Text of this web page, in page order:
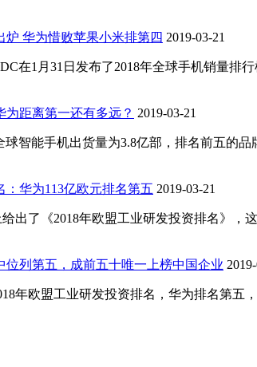
炉 华为惜败苹果小米排第四 2019-03-21
在1月31日发布了2018年全球手机销量排
为距离第一还有多远？ 2019-03-21
球智能手机出货量为3.8亿部，排名前五的
：华为113亿欧元排名第五 2019-03-21
出了《2018年欧盟工业研发投资排名》，
位列第五，成前五十唯一上榜中国企业
年欧盟工业研发投资排名，华为排名第五